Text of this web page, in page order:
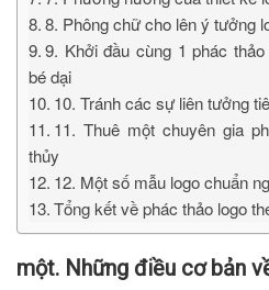
8. Phông chữ cho lên ý tưởng
9. Khởi đầu cùng 1 phác
bé dại
10. Tránh các sự liên tưởng
11. Thuê một chuyên gia
thủy
12. Một số mẫu logo chuẩn
Tổng kết về phác thảo logo
một. Những điều cơ bản